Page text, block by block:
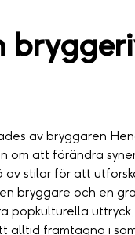
av bryggaren
om att förändra
av stilar för att
bryggare och en
popkulturella
alltid framtagna i